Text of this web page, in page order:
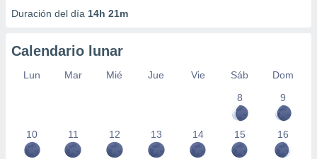
Duración del día 14h 21m
Calendario lunar
Lun Mar Mié Jue Vie Sáb
Dom
8
9
10 11 12 13 14 15 16